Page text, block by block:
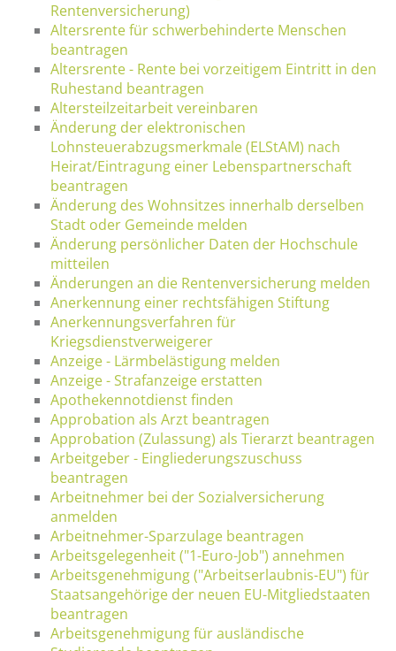
Rentenversicherung)
Altersrente für schwerbehinderte Menschen
beantragen
Altersrente - Rente bei vorzeitigem Eintritt in den
Ruhestand beantragen
Altersteilzeitarbeit vereinbaren
Änderung der elektronischen
Lohnsteuerabzugsmerkmale (ELStAM) nach
Heirat/Eintragung einer Lebenspartnerschaft
beantragen
Änderung des Wohnsitzes innerhalb derselben
Stadt oder Gemeinde melden
Änderung persönlicher Daten der Hochschule
mitteilen
Änderungen an die Rentenversicherung melden
Anerkennung einer rechtsfähigen Stiftung
Anerkennungsverfahren für
Kriegsdienstverweigerer
Anzeige - Lärmbelästigung melden
Anzeige - Strafanzeige erstatten
Apothekennotdienst finden
Approbation als Arzt beantragen
Approbation (Zulassung) als Tierarzt beantragen
Arbeitgeber - Eingliederungszuschuss
beantragen
Arbeitnehmer bei der Sozialversicherung
anmelden
Arbeitnehmer-Sparzulage beantragen
Arbeitsgelegenheit ("1-Euro-Job") annehmen
Arbeitsgenehmigung ("Arbeitserlaubnis-EU") für
Staatsangehörige der neuen EU-Mitgliedstaaten
beantragen
Arbeitsgenehmigung für ausländische